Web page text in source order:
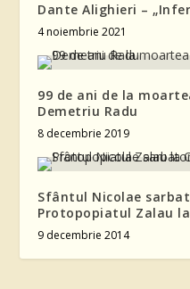
Dante Alighieri –
4 noiembrie 2021
99 de ani de la
Demetriu Radu
8 decembrie 2019
Sfântul Nicolae
Protopopiatul Zalau
9 decembrie 2014